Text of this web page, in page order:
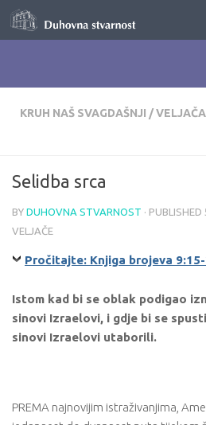
Skip to content
KRUH NAŠ SVAGDAŠNJI /
Selidba srca
BY DUHOVNA STVARNOST · PUBLISHED
VELJAČE
Pročitajte: Knjiga brojeva
Istom kad bi se oblak podigao
sinovi Izraelovi, i gdje bi se
sinovi Izraelovi utaborili.
PREMA najnovijim istraživanjima,